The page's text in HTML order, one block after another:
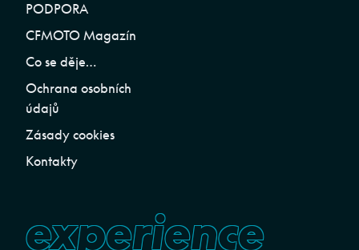
PODPORA
CFMOTO Magazín
Co se děje…
Ochrana osobních
údajů
Zásady cookies
Kontakty
experience